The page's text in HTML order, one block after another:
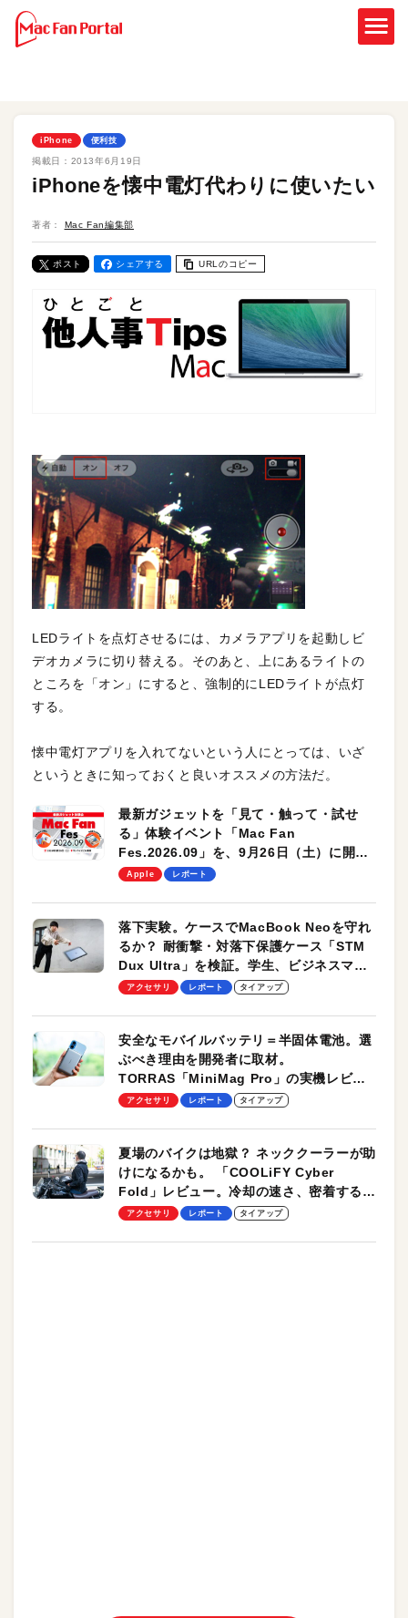
iPhone 便利技
掲載日： 2013年6月19日
iPhoneを懐中電灯代わりに使いたい
著者： Mac Fan編集部
ポスト シェアする URLのコピー
LEDライトを点灯させるには、カメラアプリを起動しビ
デオカメラに切り替える。そのあと、上にあるライトの
ところを「オン」にすると、強制的にLEDライトが点灯
する。
懐中電灯アプリを入れてないという人にとっては、いざ
というときに知っておくと良いオススメの方法だ。
最新ガジェットを「見て・触って・試せ
る」体験イベント「Mac Fan
Fes.2026.09」を、9月26日（土）に開催
します！
Apple レポート
落下実験。ケースでMacBook Neoを守れ
るか？ 耐衝撃・対落下保護ケース「STM
Dux Ultra」を検証。学生、ビジネスマン
のモバイルユースに最適！
アクセサリ レポート タイアップ
安全なモバイルバッテリ＝半固体電池。選
ぶべき理由を開発者に取材。
TORRAS「MiniMag Pro」の実機レビュ
ーも
アクセサリ レポート タイアップ
夏場のバイクは地獄？ ネッククーラーが助
けになるかも。 「COOLiFY Cyber
Fold」レビュー。冷却の速さ、密着する冷
却プレート、シンプルな操作性がグッド！
アクセサリ レポート タイアップ